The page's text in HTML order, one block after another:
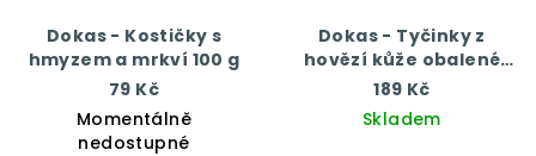
Dokas - Kostičky s
hmyzem a mrkví 100 g
79 Kč
Momentálně
nedostupné
Dokas - Tyčinky z
hovězí kůže obalené
kuřecím 200 g
189 Kč
Skladem